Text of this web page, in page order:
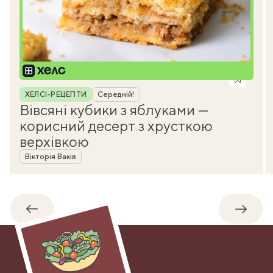
Рубрика
ХЕЛСІ-РЕЦЕПТИ Середній!
Вівсяні кубики з яблуками —
корисний десерт з хрусткою
верхівкою
Автор
Вікторія Ваків
Назад